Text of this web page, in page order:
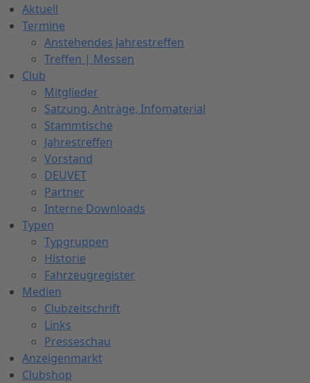
Aktuell
Termine
Anstehendes Jahrestreffen
Treffen | Messen
Club
Mitglieder
Satzung, Anträge, Infomaterial
Stammtische
Jahrestreffen
Vorstand
DEUVET
Partner
Interne Downloads
Typen
Typgruppen
Historie
Fahrzeugregister
Medien
Clubzeitschrift
Links
Presseschau
Anzeigenmarkt
Clubshop